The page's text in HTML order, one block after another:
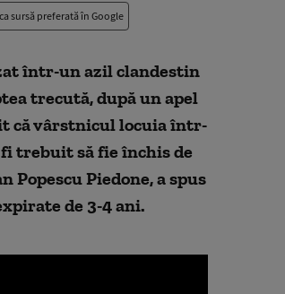
ca sursă preferată în Google
într-un azil clandestin
trecută, după un apel
că vârstnicul locuia într-
trebuit să fie închis de
Piedone, a spus
de 3-4 ani.